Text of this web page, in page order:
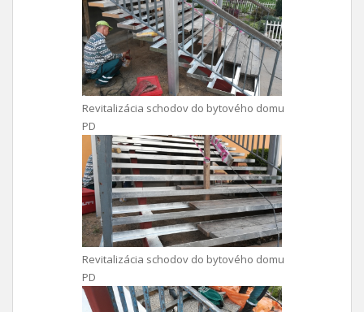
Revitalizácia schodov do bytového domu
PD
Revitalizácia schodov do bytového domu
PD